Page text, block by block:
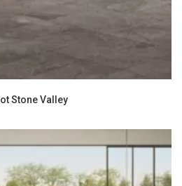
Stone Valley